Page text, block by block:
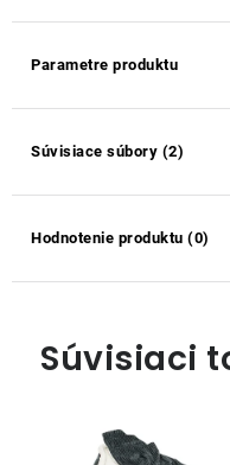
Parametre produktu
Súvisiace súbory (2)
Hodnotenie produktu (0)
Súvisiaci